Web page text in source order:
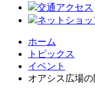
交通アクセス
ネットショッ
ホーム
トピックス
イベント
オアシス広場